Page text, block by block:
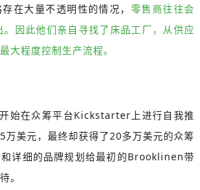
在大量不透明性的情况， 零售商往往会
因此他们亲自寻找了床品工厂，从供应
大程度控制生产流程。
始在众筹平台Kickstarter上进行自我推
万美元，最终却获得了20多万美元的众筹
详细的品牌规划给最初的Brooklinen带
。